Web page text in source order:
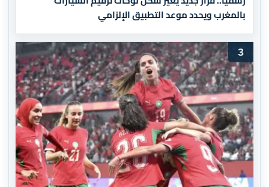
بالمغرب ويحدد موعد التطبيق الإلزامي
3